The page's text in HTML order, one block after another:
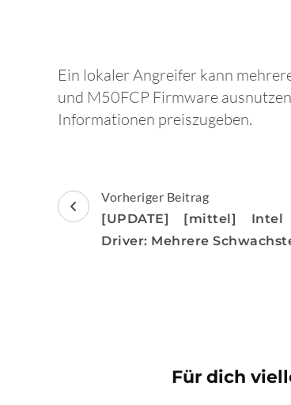
Ein lokaler Angreifer kann
und M50FCP Firmware
Informationen preiszugeben.
Beitragsnavigation
Vorheriger Beitrag
[UPDATE] [mittel] Intel
Driver: Mehrere
Für dich